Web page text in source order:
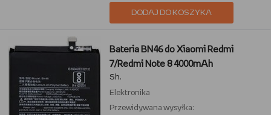
DODAJ DO KOSZYKA
Bateria BN46 do Xiaomi Redmi
7/Redmi Note 8 4000mAh
Sh.
Elektronika
Przewidywana wysyłka: